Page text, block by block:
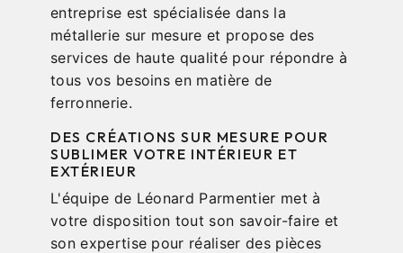
entreprise est spécialisée dans la
métallerie sur mesure et propose des
services de haute qualité pour répondre à
tous vos besoins en matière de
ferronnerie.
DES CRÉATIONS SUR MESURE POUR
SUBLIMER VOTRE INTÉRIEUR ET
EXTÉRIEUR
L'équipe de Léonard Parmentier met à
votre disposition tout son savoir-faire et
son expertise pour réaliser des pièces